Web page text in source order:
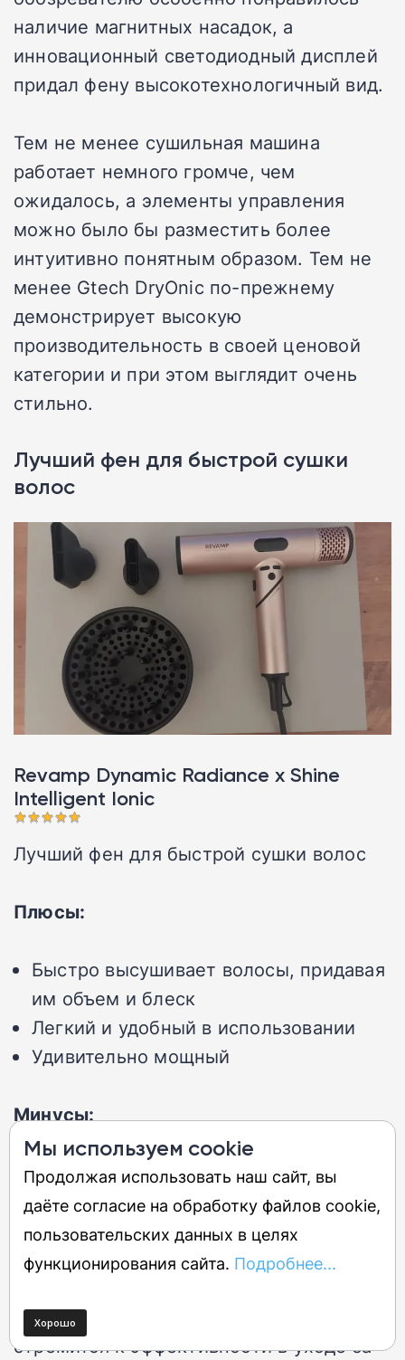
наличие магнитных насадок, а
инновационный светодиодный дисплей
придал фену высокотехнологичный вид.
Тем не менее сушильная машина
работает немного громче, чем
ожидалось, а элементы управления
можно было бы разместить более
интуитивно понятным образом. Тем не
менее Gtech DryOnic по-прежнему
демонстрирует высокую
производительность в своей ценовой
категории и при этом выглядит очень
стильно.
Лучший фен для быстрой сушки
волос
Revamp Dynamic Radiance x Shine
Intelligent Ionic󠁩󠁩󠁩󠁩󠁩󠁩
Лучший фен для быстрой сушки волос
Плюсы:
Быстро высушивает волосы, придавая
им объем и блеск
Легкий и удобный в использовании
Удивительно мощный
Минусы:
Может сделать волосы узловатыми
Фен для волос Revamp Dynamic Radiance
x Shine Intelligent Ionic отличается
его отличным выбором для тех, кто
стремится к эффективности в уходе за
Мы используем cookie
Продолжая использовать наш сайт, вы
даёте согласие на обработку файлов cookie,
пользовательских данных в целях
функционирования сайта. Подробнее...